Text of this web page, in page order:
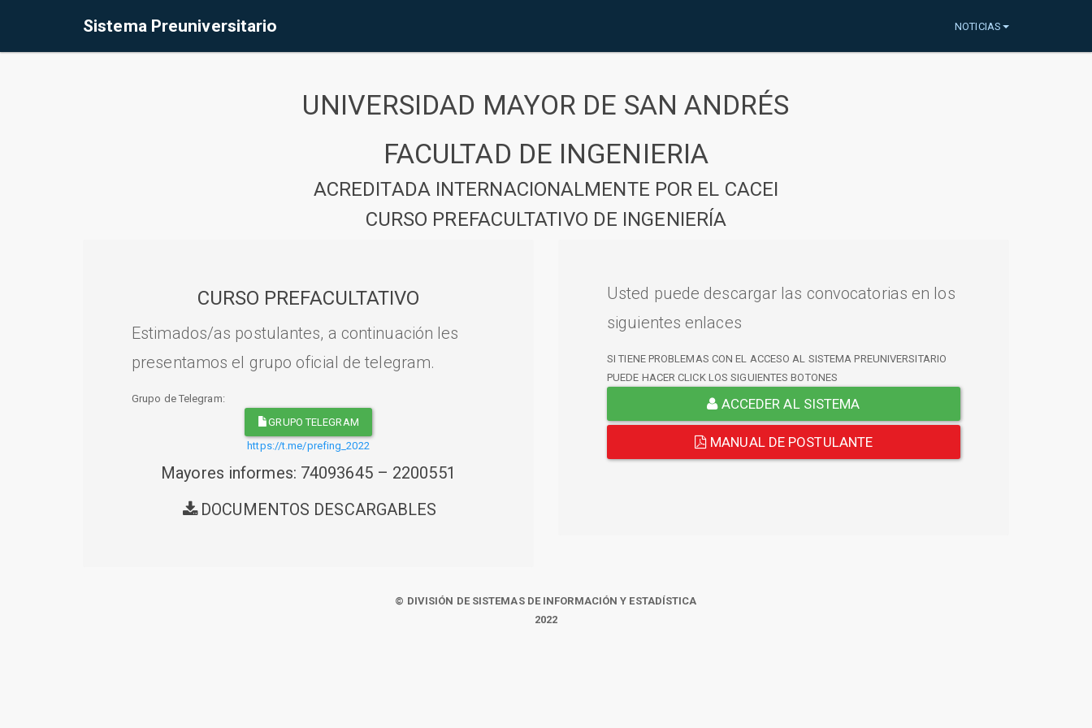
Sistema Preuniversitario NOTICIAS
UNIVERSIDAD MAYOR DE SAN ANDRÉS
FACULTAD DE INGENIERIA
ACREDITADA INTERNACIONALMENTE POR EL CACEI
CURSO PREFACULTATIVO DE INGENIERÍA
CURSO PREFACULTATIVO
Estimados/as postulantes, a continuación les
presentamos el grupo oficial de telegram.
Grupo de Telegram:
GRUPO TELEGRAM
https://t.me/prefing_2022
Mayores informes: 74093645 – 2200551
DOCUMENTOS DESCARGABLES
Usted puede descargar las convocatorias en los
siguientes enlaces
SI TIENE PROBLEMAS CON EL ACCESO AL SISTEMA PREUNIVERSITARIO
PUEDE HACER CLICK LOS SIGUIENTES BOTONES
ACCEDER AL SISTEMA
MANUAL DE POSTULANTE
© DIVISIÓN DE SISTEMAS DE INFORMACIÓN Y ESTADÍSTICA
2022